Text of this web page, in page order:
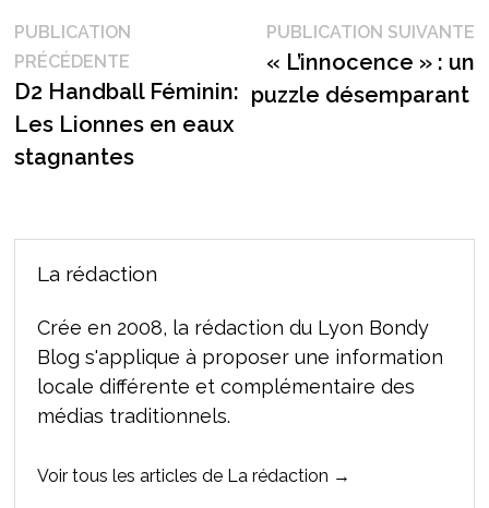
Navigation
de
l’article
PUBLICATION
PRÉCÉDENTEPublication
précédente :
D2 Handball Féminin:
Les Lionnes en eaux
stagnantes
PUBLICATION SUIVANTE
« L’innocence » : un
puzzle désemparant
La rédaction
Crée en 2008, la rédaction du Lyon Bondy
Blog s'applique à proposer une information
locale différente et complémentaire des
médias traditionnels.
Voir tous les articles de La rédaction →